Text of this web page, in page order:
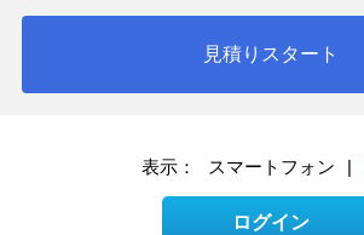
見積りスタート
表示： スマートフォン |
ログイン